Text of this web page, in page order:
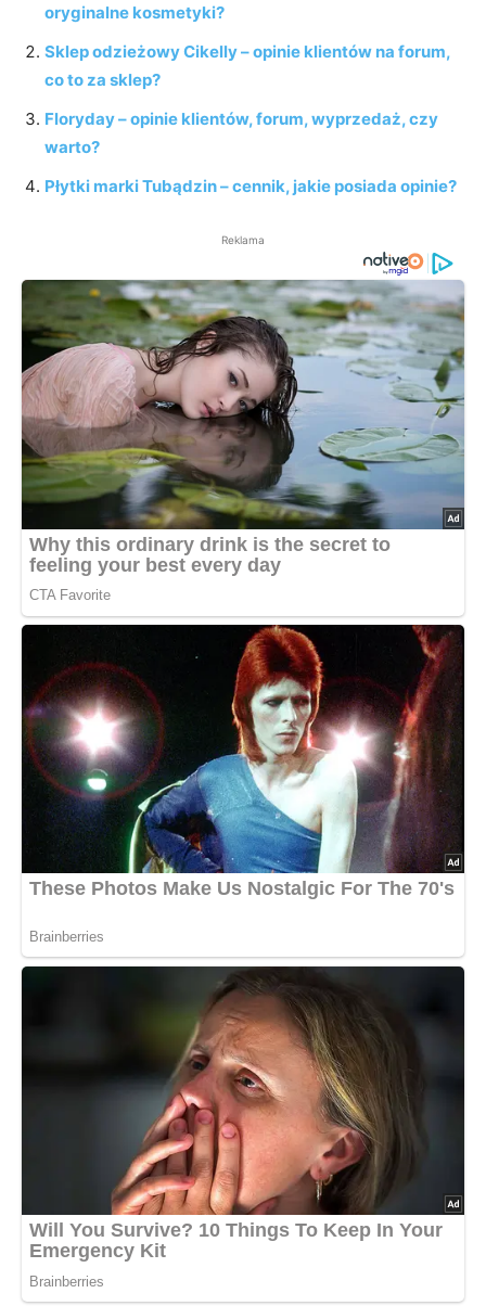
oryginalne kosmetyki?
Sklep odzieżowy Cikelly – opinie klientów na forum,
co to za sklep?
Floryday – opinie klientów, forum, wyprzedaż, czy
warto?
Płytki marki Tubądzin – cennik, jakie posiada opinie?
Reklama